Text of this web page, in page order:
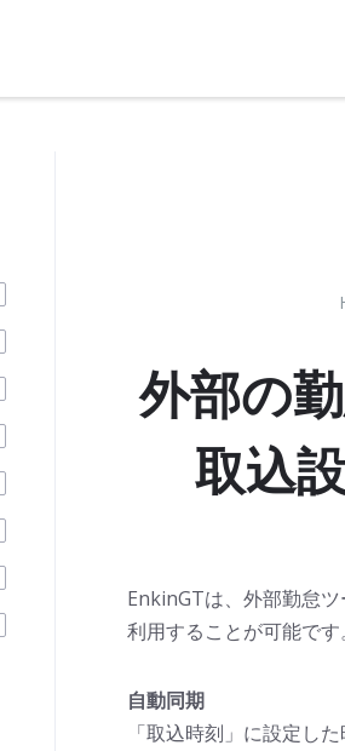
外部の
取込
EnkinGTは、外部勤怠
利用することが可能で
自動同期
「取込時刻」に設定し